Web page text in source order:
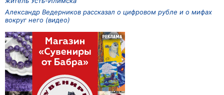
Александр Ведерников рассказал о цифровом рубле и о мифах
вокруг него (видео)